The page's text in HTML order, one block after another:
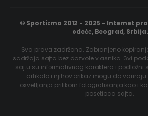
© Sportizmo 2012 - 2025 - Internet
odećе, Beograd, Srbija.
Sva prava zadržana. Zabranjeno
sadržaja sajta bez dozvole vlasnika. Svi
sajtu su informativnog karaktera i podložni
artikala i njihov prikaz mogu da variraju
osvetljanja prilikom fotografisanja kao i
posetioca sajta.